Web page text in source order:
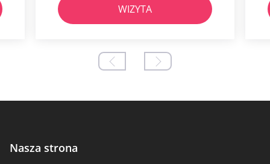
WIZYTA
Nasza strona